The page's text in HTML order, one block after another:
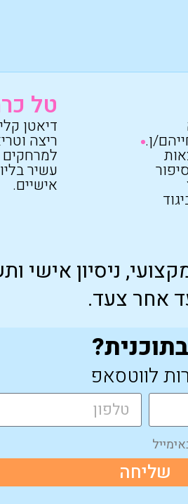
ן.
טל
דיאטן
ריצה
למרחקים
עשיר
אישיים.
ניסיון אישי
אחר צעד.
לווטסאפ
שליחה